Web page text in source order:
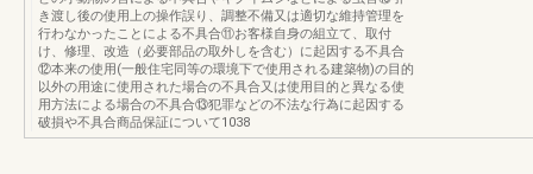
き渡し後の使用上の操作誤り、調整不備又は適切な維持管理を
行わなかったことによる不具合⑪お客様自身の組立て、取付
け、修理、改造（必要部品の取外しを含む）に起因する不具合
⑫本来の使用(一般住宅同等の環境下で使用される建築物)の目的
以外の用途に使用された場合の不具合又は使用目的と異なる使
用方法による場合の不具合⑬犯罪などの不法な行為に起因する
破損や不具合商品保証について1038